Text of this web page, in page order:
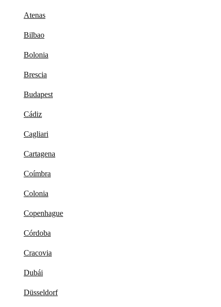
Atenas
Bilbao
Bolonia
Brescia
Budapest
Cádiz
Cagliari
Cartagena
Coímbra
Colonia
Copenhague
Córdoba
Cracovia
Dubái
Düsseldorf